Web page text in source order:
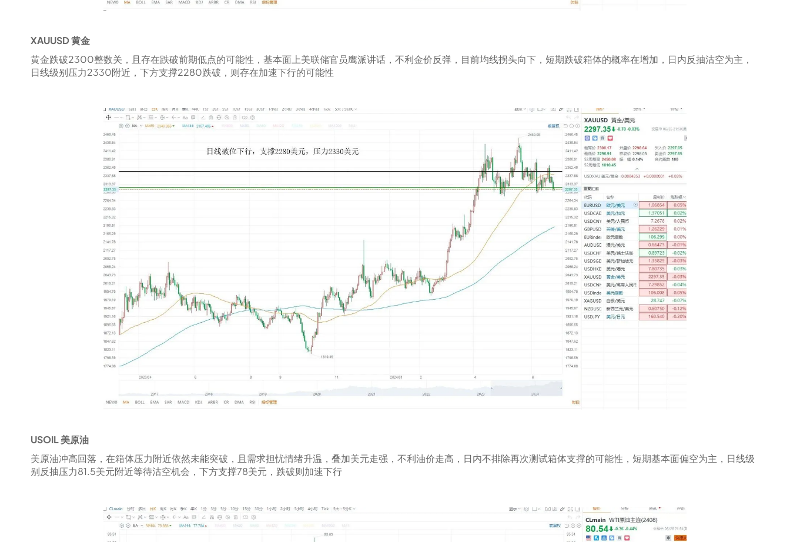
XAUUSD 黄金
黄金跌破2300整数关，且存在跌破前期低点的可能性，基本面上美联储官员鹰派讲话，不利金价反弹，目前均线拐头向下，短期跌破箱体的概率在增加，日内反抽沽空为主，
日线级别压力2330附近，下方支撑2280跌破，则存在加速下行的可能性
USOIL 美原油
美原油冲高回落，在箱体压力附近依然未能突破，且需求担忧情绪升温，叠加美元走强，不利油价走高，日内不排除再次测试箱体支撑的可能性，短期基本面偏空为主，日线级
别反抽压力81.5美元附近等待沽空机会，下方支撑78美元，跌破则加速下行